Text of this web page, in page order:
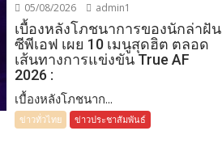
05/08/2026 admin1
เบื้องหลังโภชนาการของนักล่าฝัน
ซีพีเอฟ เผย 10 เมนูสุดฮิต ตลอด
เส้นทางการแข่งขัน True AF
2026 :
เบื้องหลังโภชนาก...
ข่าวทั่วไทย ข่าวประชาสัมพันธ์